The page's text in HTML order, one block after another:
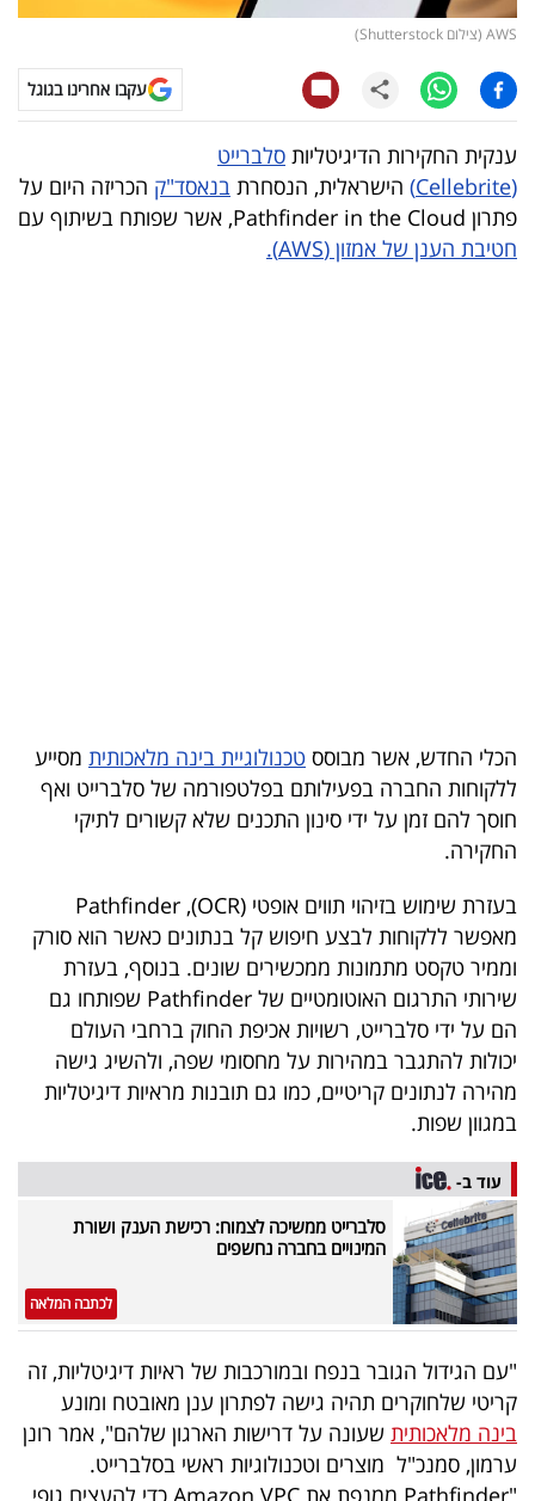
עסקי
ספורט
קריירה
ולימודים
המילון
הכלכלי
פודקאסט
40
UNDER
40
שיתופי
פעולה
דרושים
ניוזלטרים
מייל
אדום
AWS (צילום Shutterstock)
עקבו אחרינו בגוגל
ענקית החקירות הדיגיטליות סלברייט
(Cellebrite)
הישראלית, הנסחרת בנאסד"ק הכריזה היום על
פתרון Pathfinder in the Cloud, אשר שפותח בשיתוף עם
חטיבת הענן של אמזון (AWS).
הכלי החדש, אשר מבוסס טכנולוגיית בינה מלאכותית מסייע
ללקוחות החברה בפעילותם בפלטפורמה של סלברייט ואף
חוסך להם זמן על ידי סינון התכנים שלא קשורים לתיקי
החקירה.
בעזרת שימוש בזיהוי תווים אופטי (OCR), Pathfinder
מאפשר ללקוחות לבצע חיפוש קל בנתונים כאשר הוא סורק
וממיר טקסט מתמונות ממכשירים שונים. בנוסף, בעזרת
שירותי התרגום האוטומטיים של Pathfinder שפותחו גם
הם על ידי סלברייט, רשויות אכיפת החוק ברחבי העולם
יכולות להתגבר במהירות על מחסומי שפה, ולהשיג גישה
מהירה לנתונים קריטיים, כמו גם תובנות מראיות דיגיטליות
במגוון שפות.
עוד ב-
סלברייט ממשיכה לצמוח: רכישת הענק ושורת
המינויים בחברה נחשפים
לכתבה המלאה
"עם הגידול הגובר בנפח ובמורכבות של ראיות דיגיטליות, זה
קריטי שלחוקרים תהיה גישה לפתרון ענן מאובטח ומונע
בינה מלאכותית שעונה על דרישות הארגון שלהם", אמר רונן
ערמון, סמנכ"ל מוצרים וטכנולוגיות ראשי בסלברייט.